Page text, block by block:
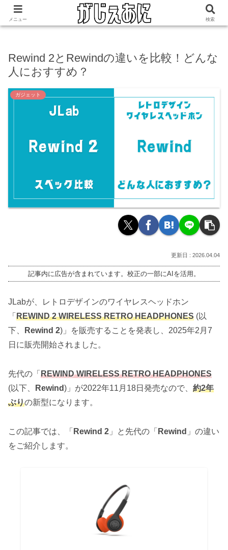
ホーム ガジェット
Rewind 2とRewindの違いを比較！どんな
人におすすめ？
ガジェット
2026.04.04
記事内に広告が含まれています。校正の一部にAIを活用。
JLabが、レトロデザインのワイヤレスヘッドホン
「 REWIND 2 WIRELESS RETRO HEADPHONES (以
下、
Rewind 2)」を販売することを発表し、2025年2月7
日に販売開始されました。
先代の「 REWIND WIRELESS RETRO HEADPHONES
(以下、
Rewind)」が2022年11月18日発売なので、 約2年
ぶりの新型になります。
この記事では、「 Rewind 2 」と先代の「 Rewind 」の違い
をご紹介します。
メニュー 検索